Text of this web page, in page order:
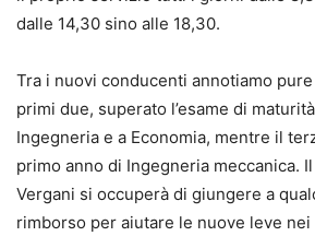
dalle 14,30 sino alle 18,30.
Tra i nuovi conducenti annotiamo
primi due, superato l’esame di
Ingegneria e a Economia, mentre il
primo anno di Ingegneria meccanica.
Vergani si occuperà di giungere a
rimborso per aiutare le nuove leve